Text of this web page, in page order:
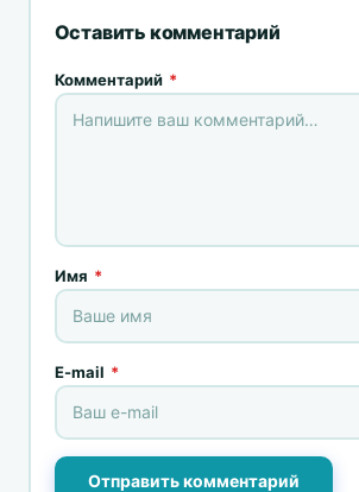
Оставить комментарий
Комментарий *
Имя *
E-mail *
Отправить комментарий